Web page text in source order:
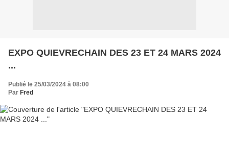
EXPO QUIEVRECHAIN DES 23 ET 24 MARS 2024
...
Publié le 25/03/2024 à 08:00
Par Fred